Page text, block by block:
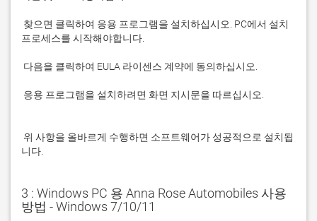
니다.
3 : Windows PC 용 Anna Rose Automobiles 사용
방법 - Windows 7/10/11